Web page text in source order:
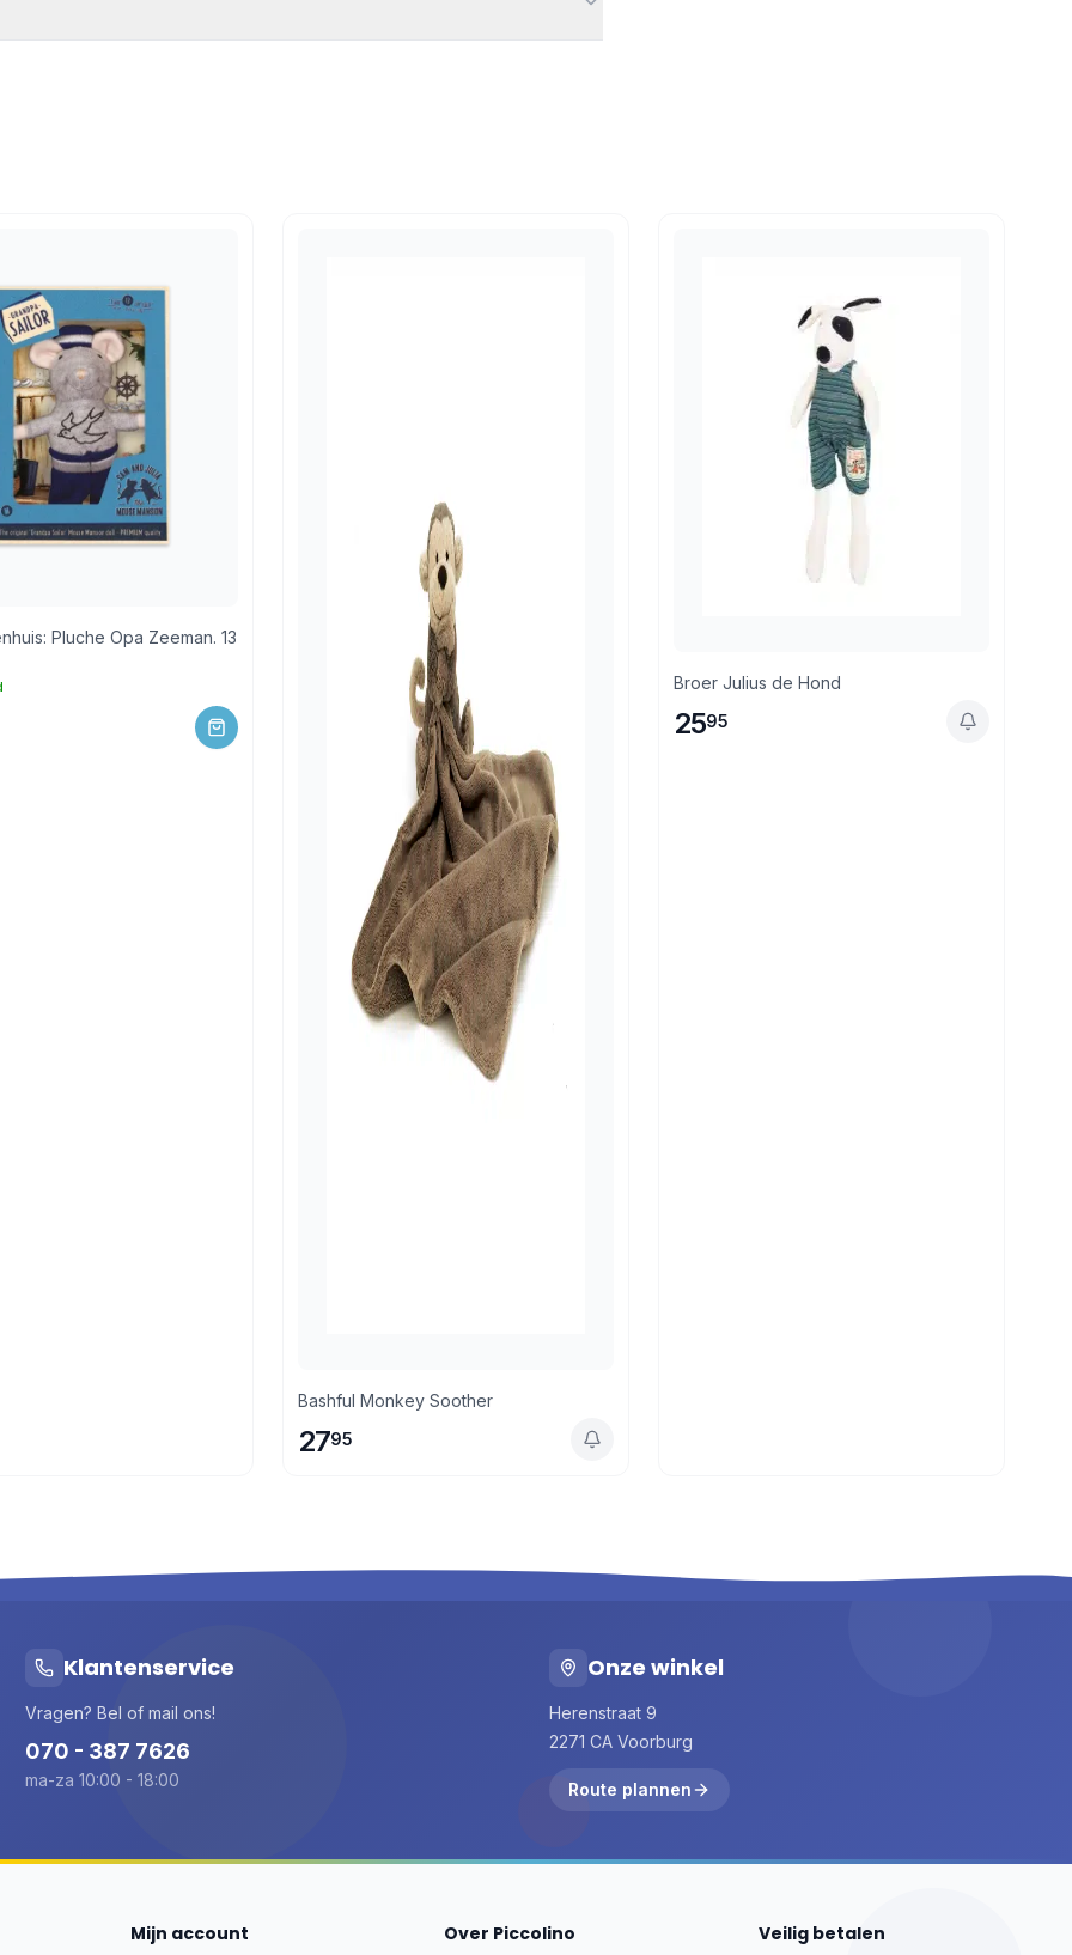
en poppen
Pluche Opa Zeeman. 13
Bashful Monkey Soother
2795
Broer Julius de Hond
2595
Klantenservice
Vragen? Bel of mail ons!
070 - 387 7626
ma-za 10:00 - 18:00
Onze winkel
Herenstraat 9
2271 CA Voorburg
Route plannen
Mijn account Over Piccolino Veilig betalen